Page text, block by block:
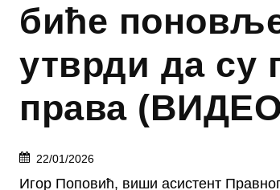
биће
утврди да су
права
22/01/2026
Игор Поповић, виши асистент